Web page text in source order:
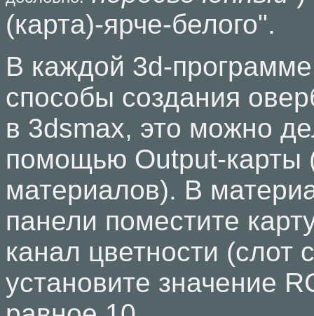
(карта)-ярче-белого".
В каждой 3d-
способы создания
в 3dsmax, это можно
помощью Output-карты
материалов). В
панели поместите
канал цветности (слот
установите значение